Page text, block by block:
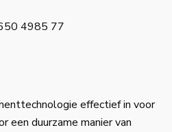
4985 77
effectief in voor
een duurzame manier van